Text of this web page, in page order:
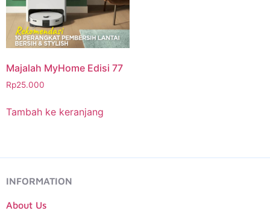
Majalah MyHome Edisi 77
Rp25.000
Tambah ke keranjang
INFORMATION
About Us